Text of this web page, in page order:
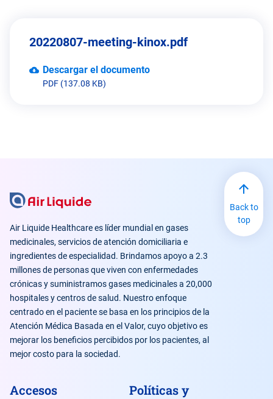
20220807-meeting-kinox.pdf
Descargar el documento
PDF (137.08 KB)
Air Liquide Healthcare es líder mundial en gases
medicinales, servicios de atención domiciliaria e
ingredientes de especialidad. Brindamos apoyo a 2.3
millones de personas que viven con enfermedades
crónicas y suministramos gases medicinales a 20,000
hospitales y centros de salud. Nuestro enfoque
centrado en el paciente se basa en los principios de la
Atención Médica Basada en el Valor, cuyo objetivo es
mejorar los beneficios percibidos por los pacientes, al
mejor costo para la sociedad.
Accesos
Políticas y
Back to
top